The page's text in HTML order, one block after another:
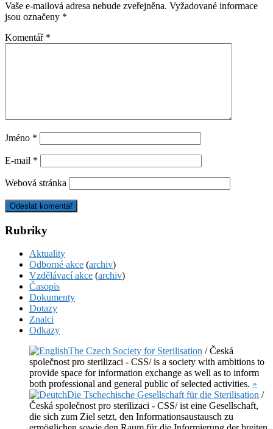
Vaše e-mailová adresa nebude zveřejněna. Vyžadované informace
jsou označeny *
Komentář *
Jméno *
E-mail *
Webová stránka
Rubriky
Aktuality
Odborné akce (archiv)
Vzdělávací akce (archiv)
Časopis
Dokumenty
Dotazy
Znalci
Odkazy
The Czech Society for Sterilisation / Česká
společnost pro sterilizaci - CSS/ is a society with ambitions to
provide space for information exchange as well as to inform
both professional and general public of selected activities. »
Die Tschechische Gesellschaft für die Sterilisation /
Česká společnost pro sterilizaci - CSS/ ist eine Gesellschaft,
die sich zum Ziel setzt, den Informationsaustausch zu